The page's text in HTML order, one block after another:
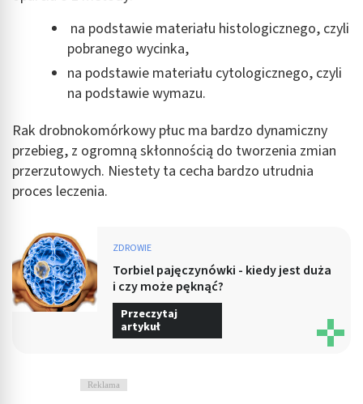
na podstawie materiału histologicznego, czyli
pobranego wycinka,
na podstawie materiału cytologicznego, czyli
na podstawie wymazu.
Rak drobnokomórkowy płuc ma bardzo dynamiczny
przebieg, z ogromną skłonnością do tworzenia zmian
przerzutowych. Niestety ta cecha bardzo utrudnia
proces leczenia.
ZDROWIE
Torbiel pajęczynówki - kiedy jest duża
i czy może pęknąć?
Przeczytaj
artykuł
Reklama